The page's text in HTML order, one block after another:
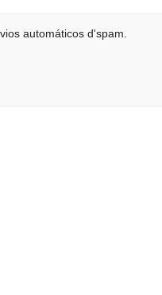
automáticos d'spam.